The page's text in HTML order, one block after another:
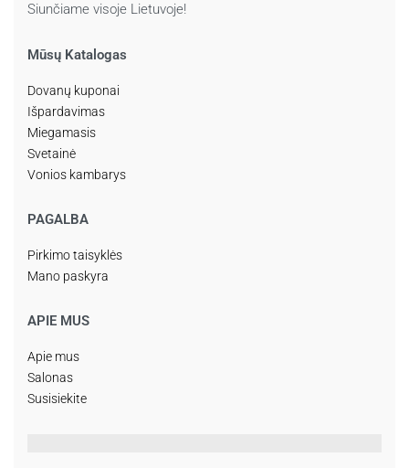
Siunčiame visoje Lietuvoje!
Mūsų Katalogas
Dovanų kuponai
Išpardavimas
Miegamasis
Svetainė
Vonios kambarys
PAGALBA
Pirkimo taisyklės
Mano paskyra
APIE MUS
Apie mus
Salonas
Susisiekite